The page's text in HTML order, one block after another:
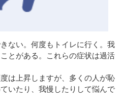
ない。何度もトイレに行く。我
とがある。これらの症状は過活
は上昇しますが、多くの人が恥
いたり、我慢したりして悩んで